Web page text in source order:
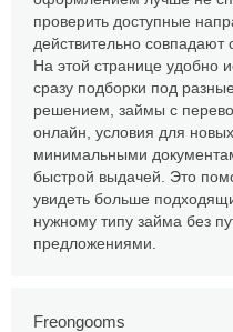
проверить доступные
действительно совпадают
На этой странице удобно
сразу подборки под
решением, займы с
онлайн, условия для
минимальными
быстрой выдачей. Это
увидеть больше
нужному типу займа без
предложениями.
Freongooms